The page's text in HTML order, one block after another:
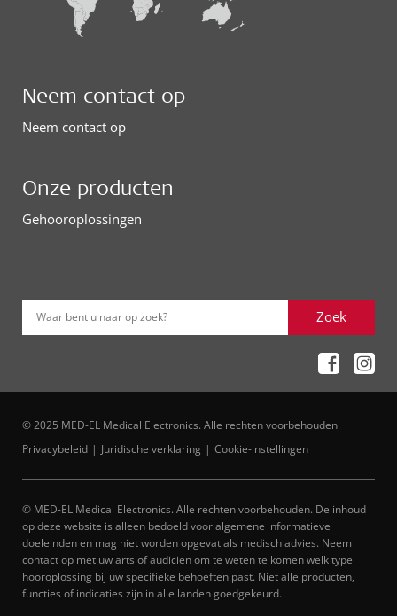
Neem contact op
Neem contact op
Onze producten
Gehooroplossingen
Waar bent u naar op zoek? Zoek
© 2025 MED-EL Medical Electronics. Alle rechten voorbehouden
Privacybeleid
Juridische verklaring Cookie-instellingen
© MED-EL Medical Electronics. Alle rechten voorbehouden. De inhoud
op deze website is alleen bedoeld voor algemene informatieve
doeleinden en mag niet worden opgevat als medisch advies. Neem
contact op met uw arts of audicien om te weten te komen welk type
hooroplossing bij uw specifieke behoeften past. Niet alle producten,
functies of indicaties zijn in alle landen goedgekeurd.